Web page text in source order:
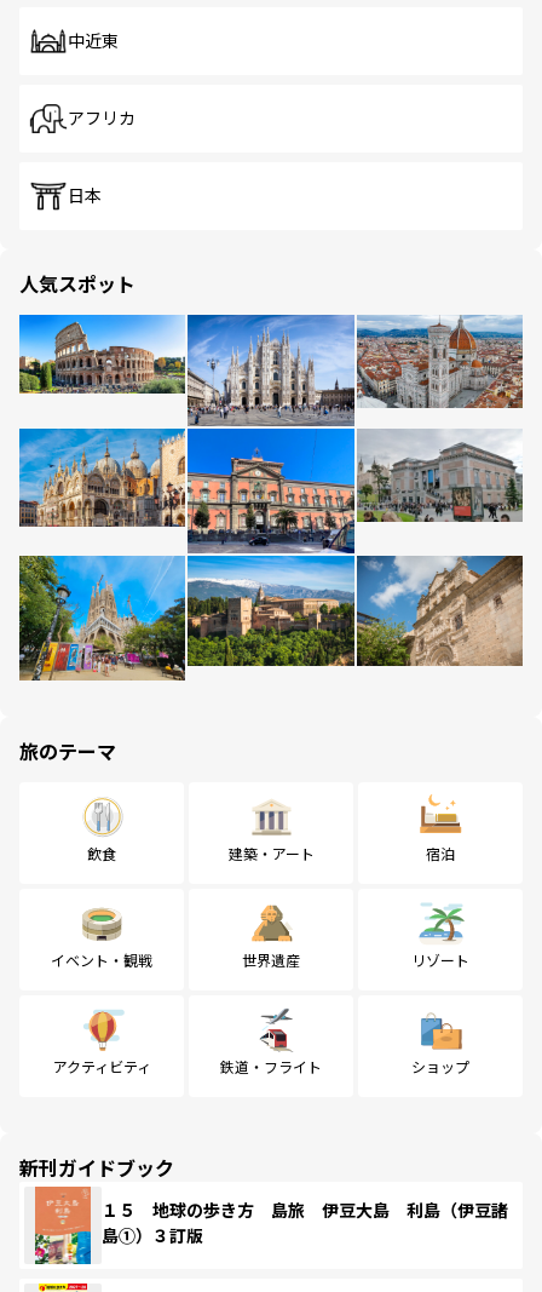
中近東
アフリカ
日本
人気スポット
旅のテーマ
飲食 建築・アート 宿泊
イベント・観戦 世界遺産 リゾート
アクティビティ 鉄道・フライト ショップ
新刊ガイドブック
１５ 地球の歩き方 島旅 伊豆大島 利島（伊豆諸
島①）３訂版